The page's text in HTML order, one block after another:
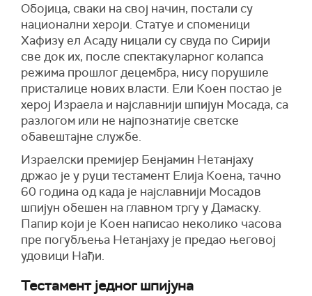
Обојица, сваки на свој начин, постали су
национални хероји. Статуе и споменици
Хафизу ел Асаду ницали су свуда по Сирији
све док их, после спектакуларног колапса
режима прошлог децембра, нису порушиле
присталице нових власти. Ели Коен постао је
херој Израела и најславнији шпијун Мосада, са
разлогом или не најпознатије светске
обавештајне службе.
Израелски премијер Бенјамин Нетанјаху
држао је у руци тестамент Елија Коена, тачно
60 година од када је најславнији Мосадов
шпијун обешен на главном тргу у Дамаску.
Папир који је Коен написао неколико часова
пре погубљења Нетанјаху је предао његовој
удовици Нађи.
Тестамент једног шпијуна